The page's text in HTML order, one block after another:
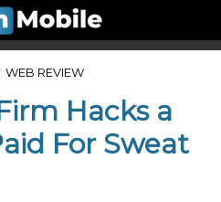
WEB REVIEW
Hacks a
For Sweat